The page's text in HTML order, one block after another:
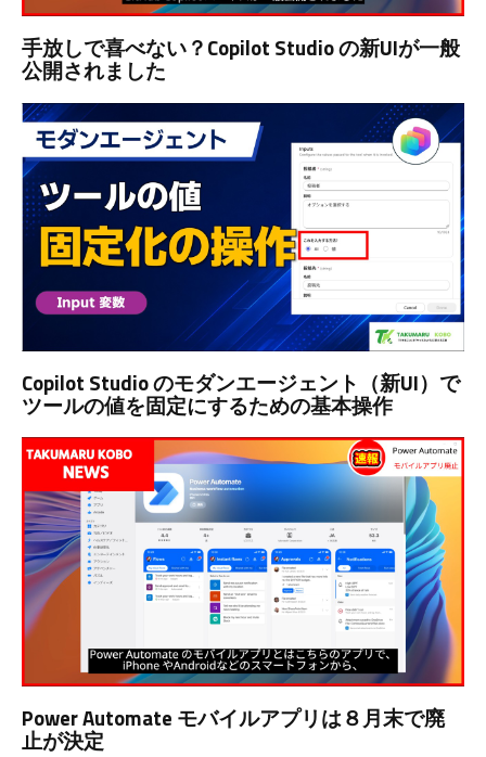
手放しで喜べない？Copilot Studio の新UIが一般
公開されました
Copilot Studio のモダンエージェント（新UI）で
ツールの値を固定にするための基本操作
Power Automate モバイルアプリは８月末で廃
止が決定